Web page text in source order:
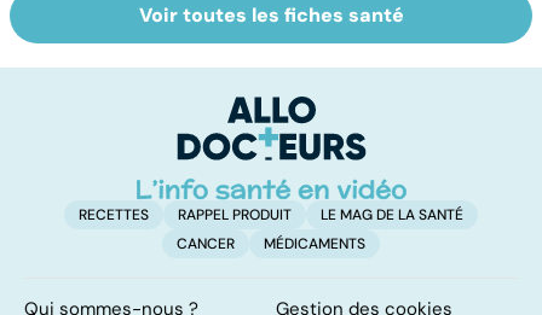
Suicide : prévenir
le passage à
La tuberculose
pulmonaire
Voir toutes les fiches santé
RECETTES RAPPEL PRODUIT
LE MAG DE LA SANTÉ
CANCER
MÉDICAMENTS
Qui sommes-nous ? Gestion des cookies